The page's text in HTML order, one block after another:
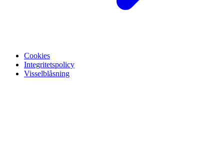
Cookies
Integritetspolicy
Visselblåsning